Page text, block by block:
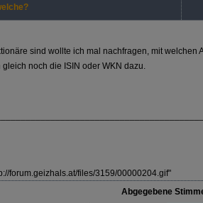
sind wollte ich mal nachfragen, mit welchen
noch die ISIN oder WKN dazu.
forum.geizhals.at/files/3159/00000204.gif"
Abgegebene